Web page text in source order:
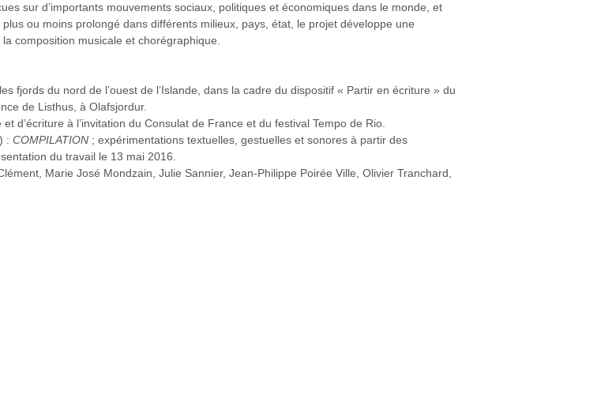
sur d’importants mouvements sociaux, politiques et économiques dans le monde, et
ou moins prolongé dans différents milieux, pays, état, le projet développe une
composition musicale et chorégraphique.
fjords du nord de l’ouest de l’Islande, dans la cadre du dispositif « Partir en écriture » du
de Listhus, à Olafsjordur.
d’écriture à l’invitation du Consulat de France et du festival Tempo de Rio.
: COMPILATION ; expérimentations textuelles, gestuelles et sonores à partir des
du travail le 13 mai 2016.
Marie José Mondzain, Julie Sannier, Jean-Philippe Poirée Ville, Olivier Tranchard,